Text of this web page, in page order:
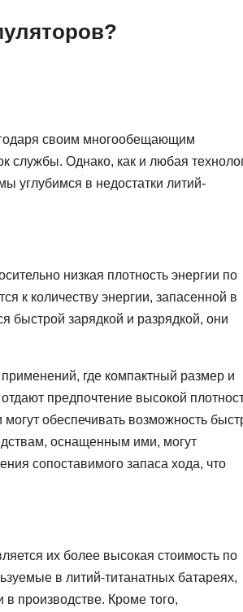
своим многообещающим
службы. Однако, как и любая
углубимся в недостатки литий-
низкая плотность энергии по
к количеству энергии, запасенной в
быстрой зарядкой и разрядкой, они
где компактный размер и
предпочтение высокой
обеспечивать возможность
оснащенным ими, могут
сопоставимого запаса хода, что
их более высокая стоимость по
в литий-титанатных батареях,
в производстве. Кроме того,